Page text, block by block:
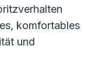
komfortables
und